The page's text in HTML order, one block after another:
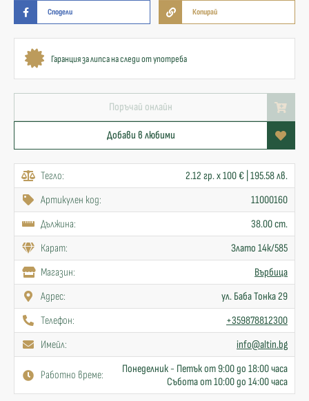
Сподели Копирай
Гаранция за липса на следи от употреба
Поръчай онлайн
Добави в любими
Тегло:
2.12 гр. x 100 € | 195.58 лв.
Артикулен код:
11000160
Дължина:
38.00 cm.
Карат:
Злато 14к/585
Mагазин:
Върбица
Адрес:
ул. Баба Тонка 29
Телефон:
+359878812300
Имейл:
info@altin.bg
Работно време:
Понеделник - Петък от 9:00 до 18:00 часа
Събота от 10:00 до 14:00 часа